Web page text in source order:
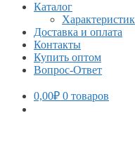
Каталог
Доставка и оплата
Контакты
Купить оптом
Вопрос-Ответ
0,00₽ 0 товаров